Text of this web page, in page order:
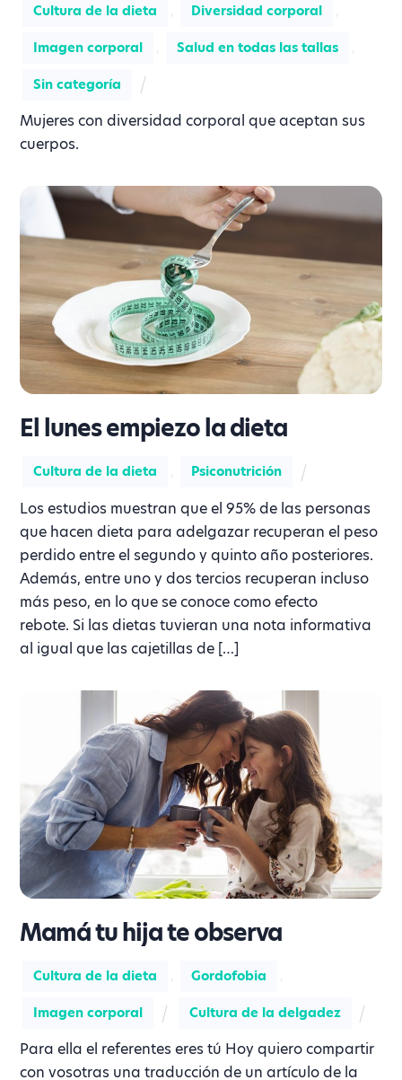
Cultura de la dieta Diversidad corporal
Imagen corporal Salud en todas las tallas
Sin categoría
Mujeres con diversidad corporal que aceptan sus
cuerpos.
El lunes empiezo la dieta
Cultura de la dieta Psiconutrición
Los estudios muestran que el 95% de las personas
que hacen dieta para adelgazar recuperan el peso
perdido entre el segundo y quinto año posteriores.
Además, entre uno y dos tercios recuperan incluso
más peso, en lo que se conoce como efecto
rebote. Si las dietas tuvieran una nota informativa
al igual que las cajetillas de […]
Mamá tu hija te observa
Cultura de la dieta Gordofobia
Imagen corporal Cultura de la delgadez
Para ella el referentes eres tú Hoy quiero compartir
con vosotras una traducción de un artículo de la